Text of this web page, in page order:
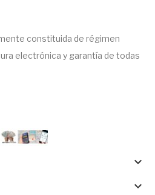
constituida de régimen
electrónica y garantía de todas
keyboard_arrow_down
keyboard_arrow_down